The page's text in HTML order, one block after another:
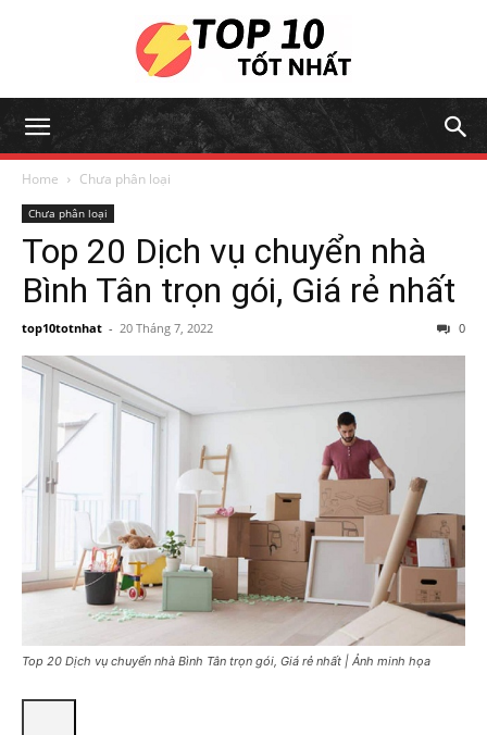
Home Chưa phân loại
Chưa phân loại
Top 20 Dịch vụ chuyển nhà
Bình Tân trọn gói, Giá rẻ nhất
top10totnhat - 20 Tháng 7, 2022 0
Top 20 Dịch vụ chuyển nhà Bình Tân trọn gói, Giá rẻ nhất | Ảnh minh họa